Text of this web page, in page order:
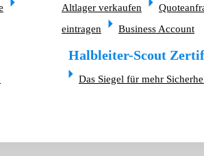
Altlager verkaufen
eintragen
Business Account
Halbleiter-Scout
Das Siegel für mehr